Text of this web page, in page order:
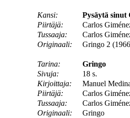
Kansi:
Pysäytä sinut
Piirtäjä:
Carlos
Tussaaja:
Carlos
Originaali:
Gringo 2
Tarina:
Gringo
Sivuja:
18 s.
Kirjoittaja:
Manuel
Piirtäjä:
Carlos
Tussaaja:
Carlos
Originaali:
Gringo